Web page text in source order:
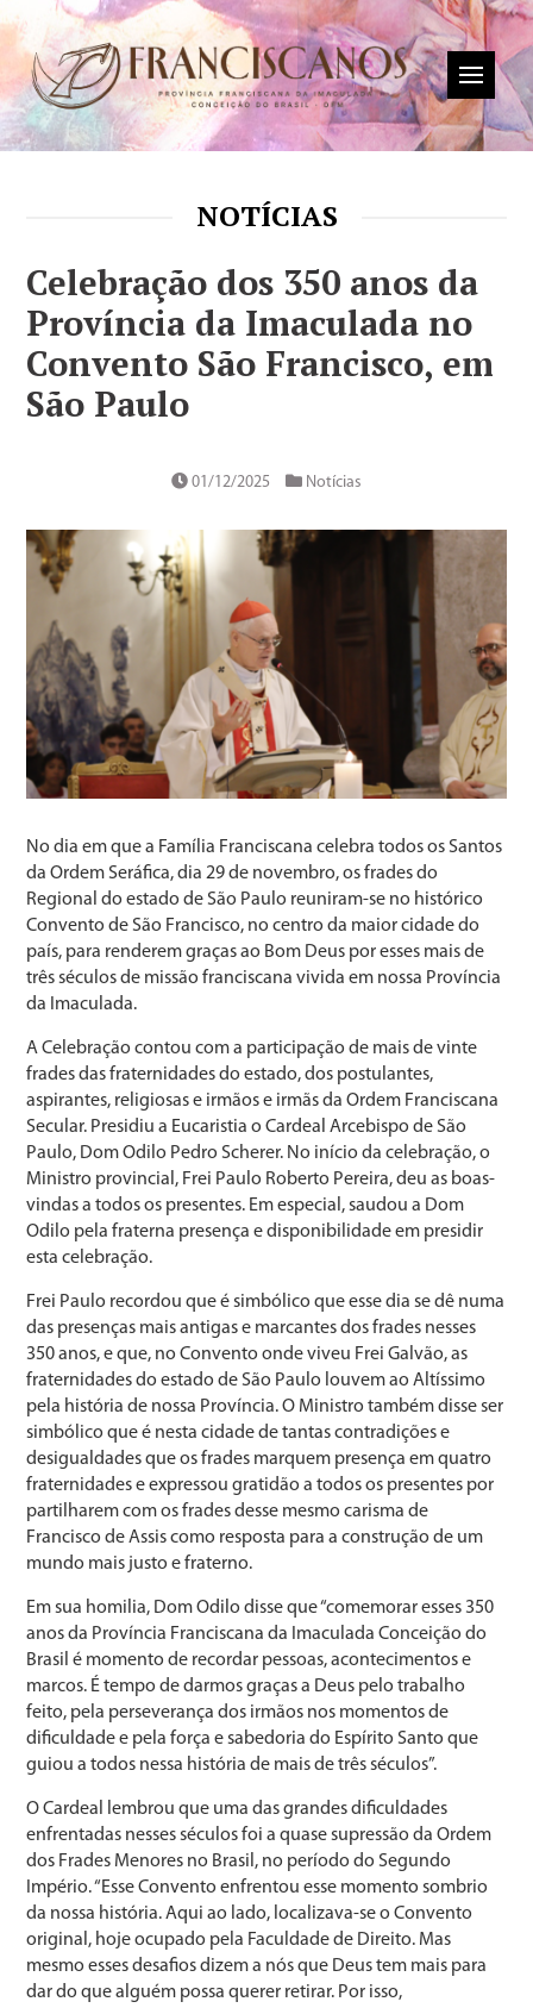
NOTÍCIAS
Celebração dos 350 anos da
Província da Imaculada no
Convento São Francisco, em
São Paulo
01/12/2025 Notícias
No dia em que a Família Franciscana celebra todos os Santos
da Ordem Seráfica, dia 29 de novembro, os frades do
Regional do estado de São Paulo reuniram-se no histórico
Convento de São Francisco, no centro da maior cidade do
país, para renderem graças ao Bom Deus por esses mais de
três séculos de missão franciscana vivida em nossa Província
da Imaculada.
A Celebração contou com a participação de mais de vinte
frades das fraternidades do estado, dos postulantes,
aspirantes, religiosas e irmãos e irmãs da Ordem Franciscana
Secular. Presidiu a Eucaristia o Cardeal Arcebispo de São
Paulo, Dom Odilo Pedro Scherer. No início da celebração, o
Ministro provincial, Frei Paulo Roberto Pereira, deu as boas-
vindas a todos os presentes. Em especial, saudou a Dom
Odilo pela fraterna presença e disponibilidade em presidir
esta celebração.
Frei Paulo recordou que é simbólico que esse dia se dê numa
das presenças mais antigas e marcantes dos frades nesses
350 anos, e que, no Convento onde viveu Frei Galvão, as
fraternidades do estado de São Paulo louvem ao Altíssimo
pela história de nossa Província. O Ministro também disse ser
simbólico que é nesta cidade de tantas contradições e
desigualdades que os frades marquem presença em quatro
fraternidades e expressou gratidão a todos os presentes por
partilharem com os frades desse mesmo carisma de
Francisco de Assis como resposta para a construção de um
mundo mais justo e fraterno.
Em sua homilia, Dom Odilo disse que “comemorar esses 350
anos da Província Franciscana da Imaculada Conceição do
Brasil é momento de recordar pessoas, acontecimentos e
marcos. É tempo de darmos graças a Deus pelo trabalho
feito, pela perseverança dos irmãos nos momentos de
dificuldade e pela força e sabedoria do Espírito Santo que
guiou a todos nessa história de mais de três séculos”.
O Cardeal lembrou que uma das grandes dificuldades
enfrentadas nesses séculos foi a quase supressão da Ordem
dos Frades Menores no Brasil, no período do Segundo
Império. “Esse Convento enfrentou esse momento sombrio
da nossa história. Aqui ao lado, localizava-se o Convento
original, hoje ocupado pela Faculdade de Direito. Mas
mesmo esses desafios dizem a nós que Deus tem mais para
dar do que alguém possa querer retirar. Por isso,